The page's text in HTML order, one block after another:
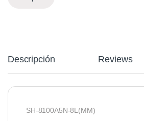
Descripción Reviews
SH-8100A5N-8L(MM)